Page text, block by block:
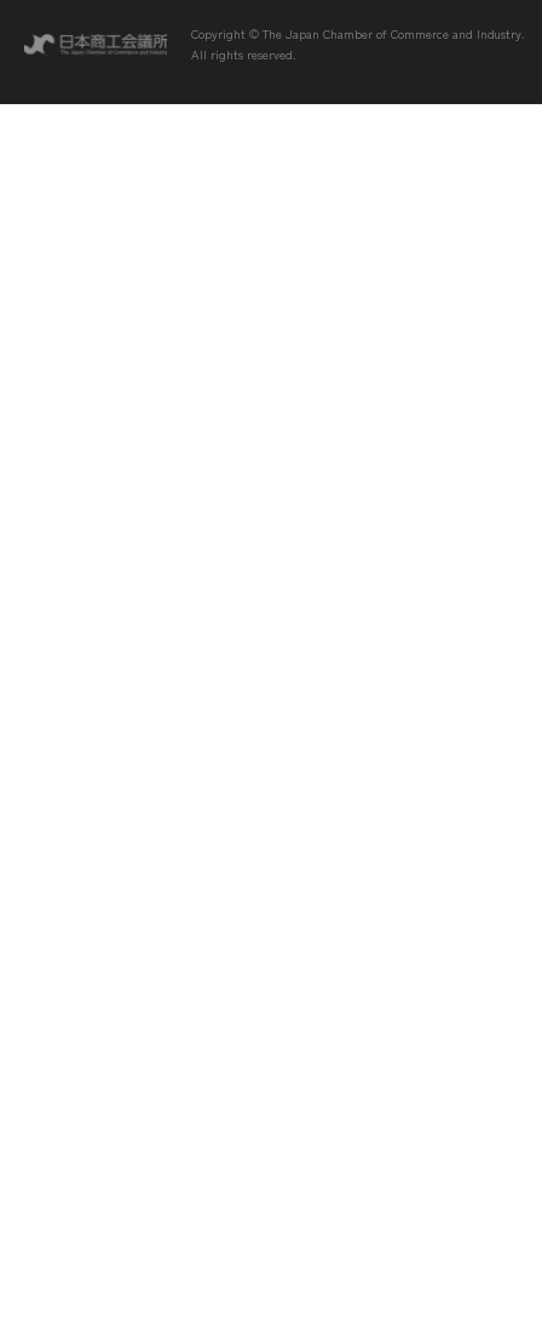
Copyright © The Japan Chamber of Commerce and Industry.
All rights reserved.